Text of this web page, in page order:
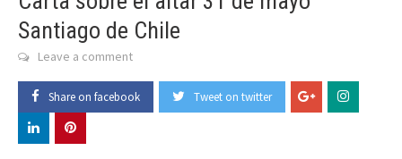
Santiago de Chile
Leave a comment
Share on facebook Tweet on twitter